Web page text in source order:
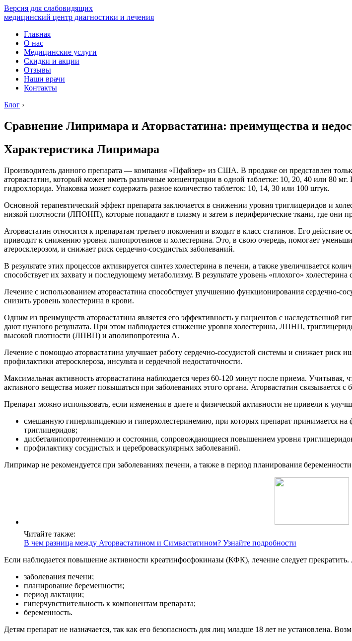
Версия для слабовидящих
медицинский центр диагностики и лечения
Главная
О нас
Медицинские услуги
Скидки и акции
Отзывы
Наши врачи
Контакты
Блог ›
Сравнение Липримара и Аторвастатина: преимущества и
Характеристика Липримара
Производитель данного препарата — компания «Пфайзер» из США. В продаже он представлен
аторвастатин, который может иметь различные концентрации в одной таблетке: 10, 20, 40 или 80 мг.
гидрохлорида. Упаковка может содержать разное количество таблеток: 10, 14, 30 или 100 штук.
Основной терапевтический эффект препарата заключается в снижении уровня триглицеридов и
низкой плотности (ЛПОНП), которые попадают в плазму и затем в периферические ткани, где они
Аторвастатин относится к препаратам третьего поколения и входит в класс статинов. Его
приводит к снижению уровня липопротеинов и холестерина. Это, в свою очередь, помогает
атеросклерозом, и снижает риск сердечно-сосудистых заболеваний.
В результате этих процессов активируется синтез холестерина в печени, а также увеличивается
способствует их захвату и последующему метаболизму. В результате уровень «плохого» холестерина
Лечение с использованием аторвастатина способствует улучшению функционирования сердечно-
снизить уровень холестерина в крови.
Одним из преимуществ аторвастатина является его эффективность у пациентов с наследственной
дают нужного результата. При этом наблюдается снижение уровня холестерина, ЛПНП,
высокой плотности (ЛПВП) и аполипопротеина А.
Лечение с помощью аторвастатина улучшает работу сердечно-сосудистой системы и снижает риск
профилактики атеросклероза, инсульта и сердечной недостаточности.
Максимальная активность аторвастатина наблюдается через 60-120 минут после приема. Учитывая,
активного вещества может повышаться при заболеваниях этого органа. Аторвастатин связывается с
Препарат можно использовать, если изменения в диете и физической активности не привели к
смешанную гиперлипидемию и гиперхолестеринемию, при которых препарат принимается
триглицеридов;
дисбеталипопротеинемию и состояния, сопровождающиеся повышением уровня
профилактику сосудистых и цереброваскулярных заболеваний.
Липримар не рекомендуется при заболеваниях печени, а также в период планирования
Читайте также:
В чем разница между Аторвастатином и Симвастатином? Узнайте подробности
Если наблюдается повышение активности креатинфосфокиназы (КФК), лечение следует
заболевания печени;
планирование беременности;
период лактации;
гиперчувствительность к компонентам препарата;
беременность.
Детям препарат не назначается, так как его безопасность для лиц младше 18 лет не установлена.